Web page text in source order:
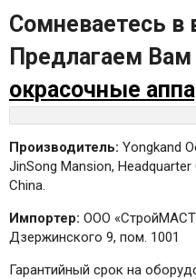
Сомневаетесь в
Предлагаем Вам
окрасочные
Производитель: Yongkand
JinSong Mansion, Headquarter
China.
Импортер: ООО
Дзержинского 9, пом. 1001
Гарантийный срок на